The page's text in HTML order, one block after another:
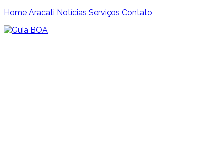
Home Aracati Notícias Serviços Contato